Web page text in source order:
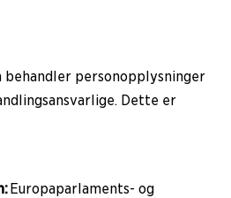
behandler personopplysninger
Dette er
Europaparlaments- og